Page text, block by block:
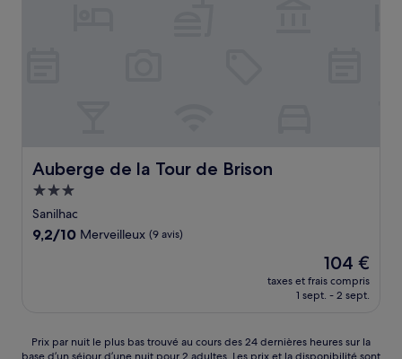
Auberge de la Tour de Brison
Auberge de la Tour de Brison
Hébergement
3.0 étoiles
Sanilhac
9.2
9,2/10 Merveilleux (9 avis)
Le
nouveau
prix
104 €
104 €
taxes et frais compris
1 sept. - 2 sept.
Prix
Prix par nuit le plus bas trouvé au cours des 24 dernières heures sur la